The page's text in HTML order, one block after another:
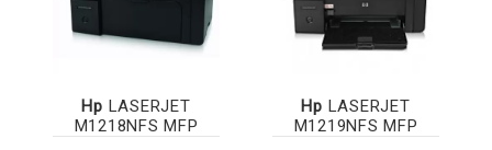
Hp LASERJET
M1218NFS MFP
Hp LASERJET
M1219NFS MFP